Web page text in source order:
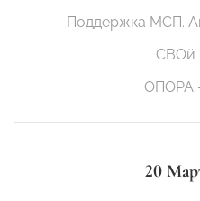
Поддержка МСП.
СВОй
ОПОРА
20